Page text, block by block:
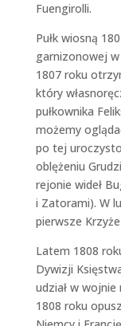
Fuengirolli.
Pułk wiosną
garnizonowej
1807 roku
który
pułkownika
możemy
po tej
oblężeniu
rejonie wideł
i Zatorami). W
pierwsze
Latem 1808
Dywizji
udział w wojnie
1808 roku